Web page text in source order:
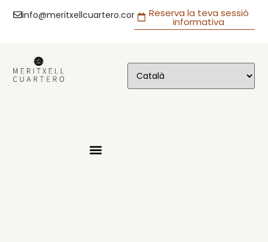
info@meritxellcuartero.com Reserva la teva sessió
informativa